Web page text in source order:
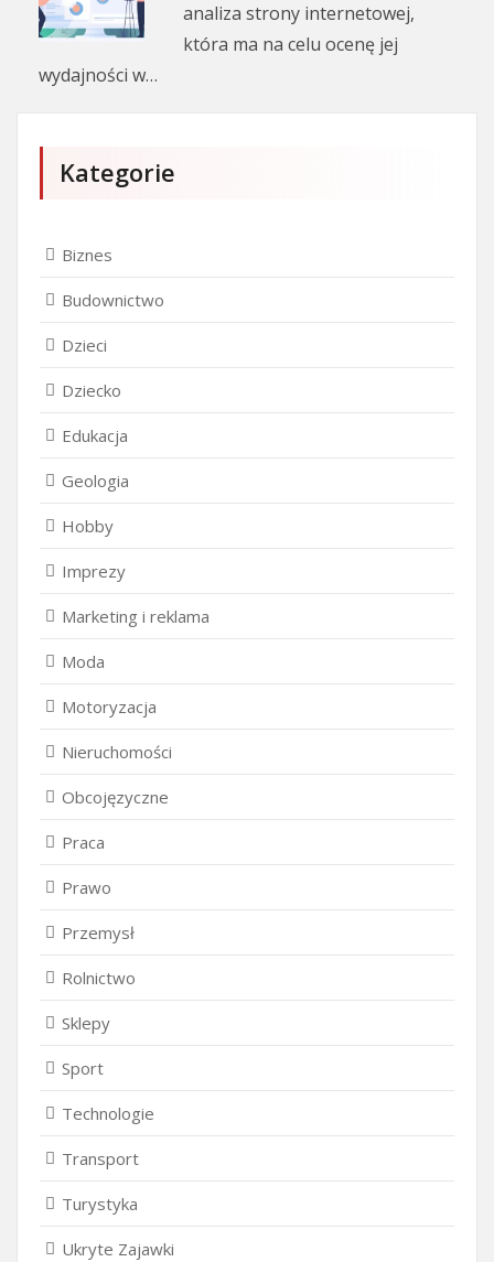
analiza strony internetowej,
która ma na celu ocenę jej
wydajności w…
Kategorie
Biznes
Budownictwo
Dzieci
Dziecko
Edukacja
Geologia
Hobby
Imprezy
Marketing i reklama
Moda
Motoryzacja
Nieruchomości
Obcojęzyczne
Praca
Prawo
Przemysł
Rolnictwo
Sklepy
Sport
Technologie
Transport
Turystyka
Ukryte Zajawki